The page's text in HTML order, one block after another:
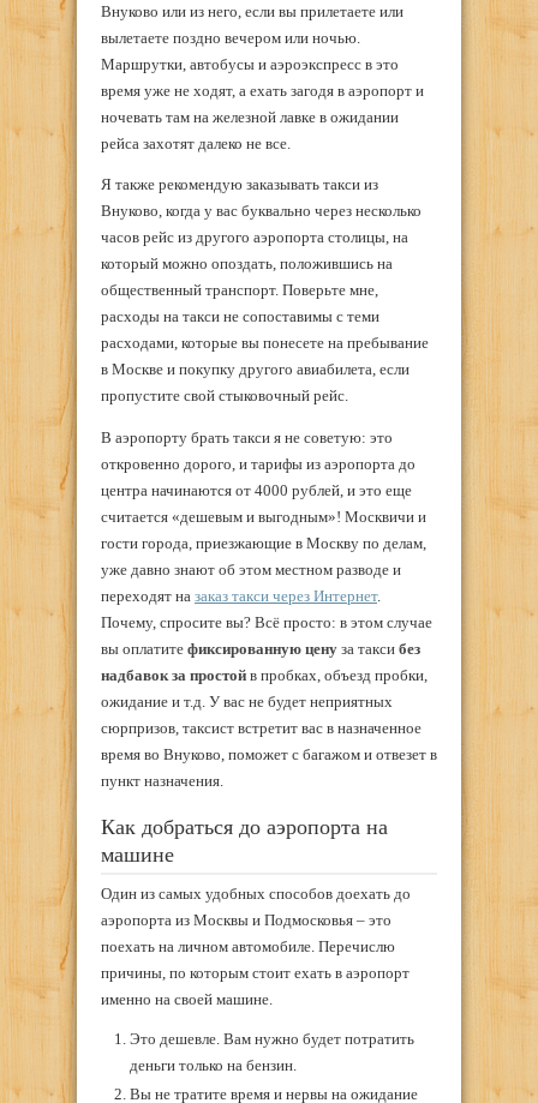
Внуково или из него, если вы прилетаете или
вылетаете поздно вечером или ночью.
Маршрутки, автобусы и аэроэкспресс в это
время уже не ходят, а ехать загодя в аэропорт и
ночевать там на железной лавке в ожидании
рейса захотят далеко не все.
Я также рекомендую заказывать такси из
Внуково, когда у вас буквально через несколько
часов рейс из другого аэропорта столицы, на
который можно опоздать, положившись на
общественный транспорт. Поверьте мне,
расходы на такси не сопоставимы с теми
расходами, которые вы понесете на пребывание
в Москве и покупку другого авиабилета, если
пропустите свой стыковочный рейс.
В аэропорту брать такси я не советую: это
откровенно дорого, и тарифы из аэропорта до
центра начинаются от 4000 рублей, и это еще
считается «дешевым и выгодным»! Москвичи и
гости города, приезжающие в Москву по делам,
уже давно знают об этом местном разводе и
переходят на заказ такси через Интернет.
Почему, спросите вы? Всё просто: в этом случае
вы оплатите фиксированную цену за такси без
надбавок за простой в пробках, объезд пробки,
ожидание и т.д. У вас не будет неприятных
сюрпризов, таксист встретит вас в назначенное
время во Внуково, поможет с багажом и отвезет в
пункт назначения.
Как добраться до аэропорта на
машине
Один из самых удобных способов доехать до
аэропорта из Москвы и Подмосковья – это
поехать на личном автомобиле. Перечислю
причины, по которым стоит ехать в аэропорт
именно на своей машине.
Это дешевле. Вам нужно будет потратить
деньги только на бензин.
Вы не тратите время и нервы на ожидание